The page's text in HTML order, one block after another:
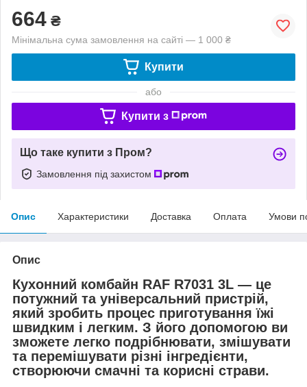
664 ₴
Мінімальна сума замовлення на сайті — 1 000 ₴
Купити
або
Купити з
Що таке купити з Пром?
Замовлення під захистом
Опис Характеристики Доставка Оплата Умови
Опис
Кухонний комбайн RAF R7031 3L — це
потужний та універсальний пристрій,
який зробить процес приготування їжі
швидким і легким. З його допомогою ви
зможете легко подрібнювати, змішувати
та перемішувати різні інгредієнти,
створюючи смачні та корисні страви.